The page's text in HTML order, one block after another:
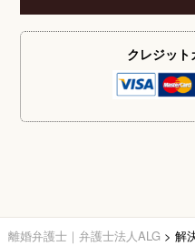
クレジット
離婚弁護士｜弁護士法人ALG > 解